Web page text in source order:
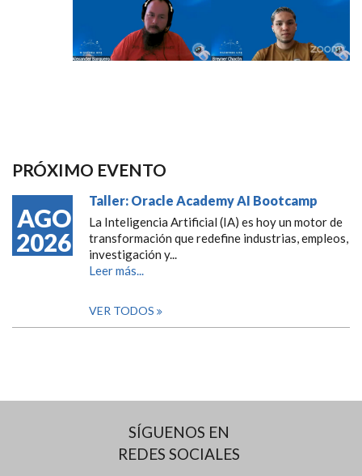
PRÓXIMO EVENTO
AGO
2026
Taller: Oracle Academy AI Bootcamp
La Inteligencia Artificial (IA) es hoy un motor de
transformación que redefine industrias, empleos,
investigación y...
Leer más...
VER TODOS
SÍGUENOS EN
REDES SOCIALES